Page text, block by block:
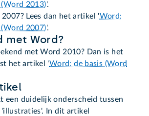
2013)'.
Lees dan het artikel 'Word:
2007)'.
met Word?
met Word 2010? Dan is het
het artikel 'Word: de basis (Word
een duidelijk onderscheid tussen
In dit artikel